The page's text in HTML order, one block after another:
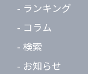
- ランキング
- コラム
- 検索
- お知らせ